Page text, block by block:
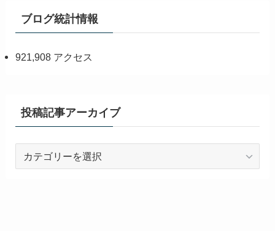
ブログ統計情報
921,908 アクセス
投稿記事アーカイブ